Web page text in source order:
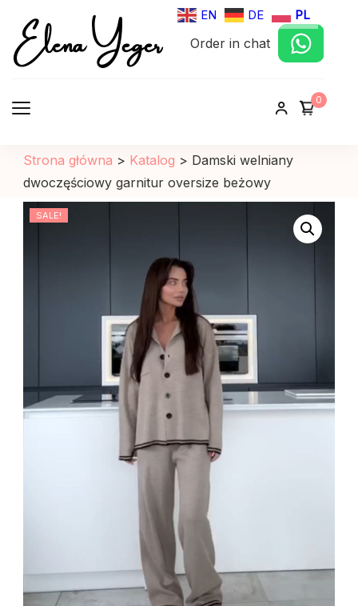
EN DE PL
Elena Yeger
Sklep internetowy odziez damska
Order in chat
0
Strona główna > Katalog > Damski welniany
dwoczęściowy garnitur oversize beżowy
SALE!